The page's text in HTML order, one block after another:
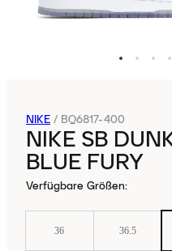
NIKE / BQ6817-400
NIKE SB
BLUE FURY
Verfügbare Größen:
36 36.5